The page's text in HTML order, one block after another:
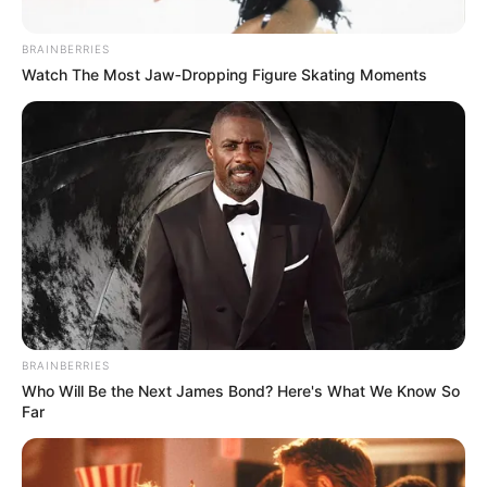
Foto de Cortesía
Control de la Policía en Norte de Santander
Por:Olga Lucía Cotamo Salazar
Diciembre 25, 2020
COMPARTIR
UNIRSE AL CANAL DE WHATSAPP
BRAINBERRIES
Watch The Most Jaw‑Dropping Figure Skating Moments
BRAINBERRIES
Who Will Be the Next James Bond? Here's What We Know So
Far